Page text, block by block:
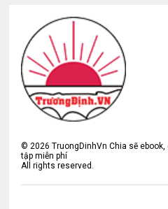
©2026 TruongDinhVn Chia sẽ
tập miễn phí
All rights reserved.